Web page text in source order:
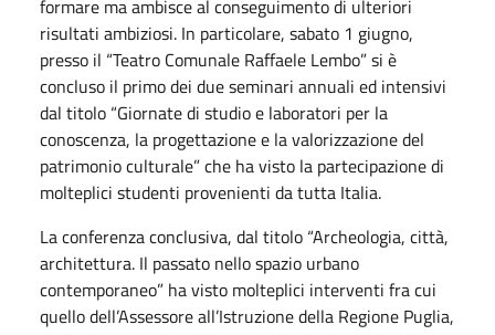
formare ma ambisce al conseguimento di ulteriori
risultati ambiziosi. In particolare, sabato 1 giugno,
presso il “Teatro Comunale Raffaele Lembo” si è
concluso il primo dei due seminari annuali ed intensivi
dal titolo “Giornate di studio e laboratori per la
conoscenza, la progettazione e la valorizzazione del
patrimonio culturale” che ha visto la partecipazione di
molteplici studenti provenienti da tutta Italia.
La conferenza conclusiva, dal titolo “Archeologia, città,
architettura. Il passato nello spazio urbano
contemporaneo” ha visto molteplici interventi fra cui
quello dell’Assessore all’Istruzione della Regione Puglia,